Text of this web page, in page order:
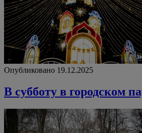
Опубликовано 19.12.2025
В субботу в городском